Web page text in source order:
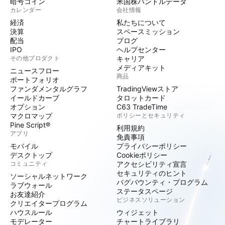
カレンダー
経済
決算
配当
IPO
その他プロダクト
ニュースフロー
ポートフォリオ
ファンダメンタルグラフ
イールドカーブ
オプション
マクロマップ
Pine Script®
アプリ
モバイル
デスクトップ
コミュニティ
ソーシャルネットワーク
ラブウォール
お友達紹介
クリエイタープログラム
ハウスルール
モデレーター
会社情報
私たちについて
スペースミッション
ブログ
ヘルプセンター
キャリア
メディアキット
商品
TradingViewストア
タロットカード
C63 TradeTime
ポリシーとセキュリティ
利用規約
免責事項
プライバシーポリシー
Cookieポリシー
アクセシビリティ宣言
セキュリティのヒント
バグバウンティ・プログラム
ステータスページ
ビジネスソリューション
ウィジェット
チャートライブラリ